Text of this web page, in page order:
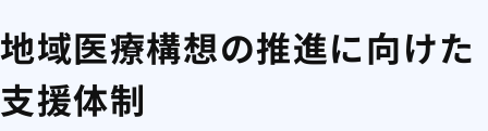
地域医療構想の推進に向けた
支援体制